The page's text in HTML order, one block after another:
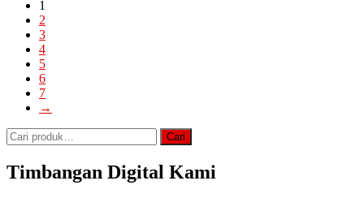
1
2
3
4
5
6
7
→
Pencarian
untuk:
Cari
Timbangan Digital Kami